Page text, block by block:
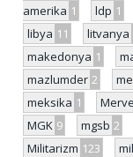
amerika 1 ldp 1
libya 11 litvanya
makedonya 1
mazlumder 2
meksika 1
MGK 9 mgsb 2
Militarizm 123